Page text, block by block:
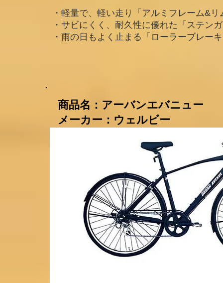
・軽量で、軽い走り「アルミフレーム&リ
・サビにくく、耐久性に優れた「ステン
・雨の日もよく止まる「ローラーブレー
​商品名：アーバンエバニュー
メーカー：ウェルビー